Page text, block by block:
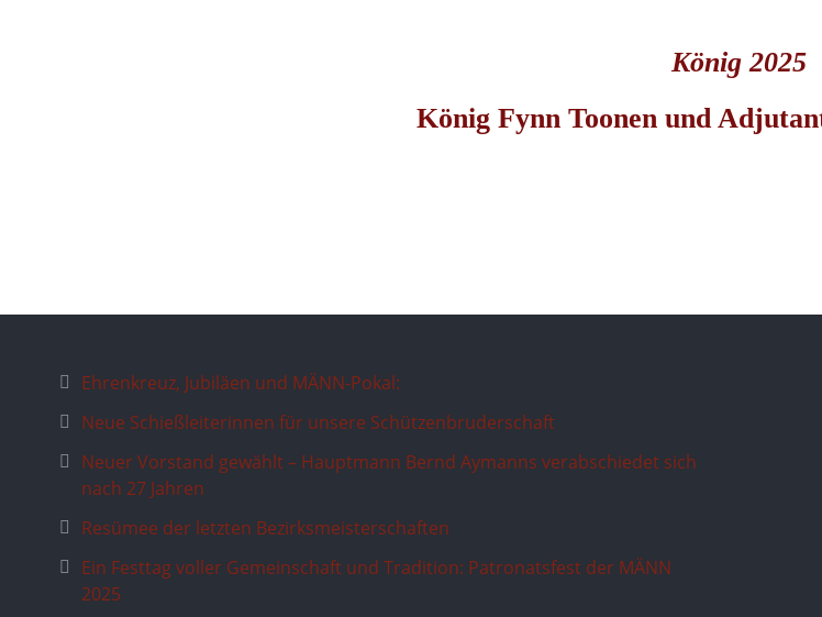
König 2025
König Fynn Toonen und
Ehrenkreuz, Jubiläen und MÄNN-Pokal:
Neue Schießleiterinnen für unsere Schützenbruderschaft
Neuer Vorstand gewählt – Hauptmann Bernd Aymanns verabschiedet sich
nach 27 Jahren
Resümee der letzten Bezirksmeisterschaften
Ein Festtag voller Gemeinschaft und Tradition: Patronatsfest der MÄNN
2025